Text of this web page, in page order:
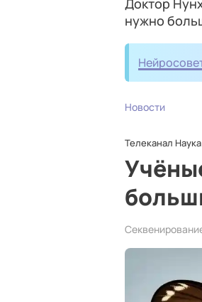
Доктор
нужно
Новости
Телеканал Наука